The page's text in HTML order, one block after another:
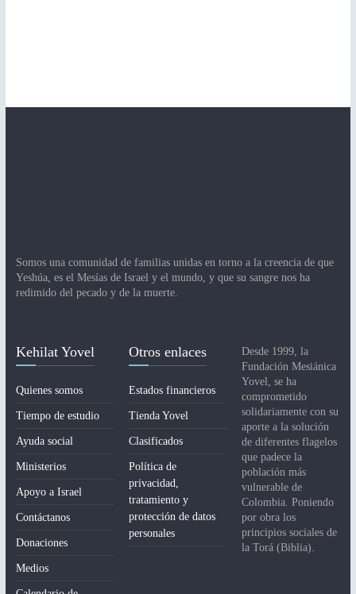
Somos una comunidad de familias unidas en torno a la creencia de que
Yeshúa, es el Mesías de Israel y el mundo, y que su sangre nos ha
redimido del pecado y de la muerte.
Kehilat Yovel
Quienes somos
Tiempo de estudio
Ayuda social
Ministerios
Apoyo a Israel
Contáctanos
Donaciones
Medios
Otros enlaces
Estados financieros
Tienda Yovel
Clasificados
Política de
privacidad,
tratamiento y
protección de datos
personales
Desde 1999, la
Fundación Mesiánica
Yovel, se ha
comprometido
solidariamente con su
aporte a la solución
de diferentes flagelos
que padece la
población más
vulnerable de
Colombia. Poniendo
por obra los
principios sociales de
la Torá (Biblia).